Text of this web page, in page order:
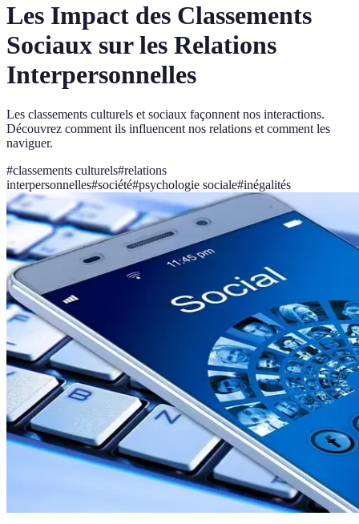
Les Impact des Classements
Sociaux sur les Relations
Interpersonnelles
Les classements culturels et sociaux façonnent nos interactions.
Découvrez comment ils influencent nos relations et comment les
naviguer.
#classements culturels#relations
interpersonnelles#société#psychologie sociale#inégalités